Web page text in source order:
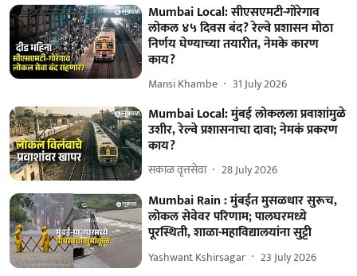
Mumbai Local: सीएसएमटी-गोरेगाव
लोकल ४५ दिवस बंद? रेल्वे प्रशासन मोठा
निर्णय घेण्याच्या तयारीत, नेमके कारण
काय?
Mansi Khambe 31 July 2026
Mumbai Local: मुंबई लोकलला प्रवाशांमुळे
उशीर, रेल्वे प्रशासनाचा दावा; नेमकं प्रकरण
काय?
सकाळ वृत्तसेवा 28 July 2026
Mumbai Rain : मुंबईत मुसळधार सुरूच,
लोकल सेवेवर परिणाम; पालघरमध्ये
पूरस्थिती, शाळा-महाविद्यालयांना सुट्टी
Yashwant Kshirsagar 23 July 2026